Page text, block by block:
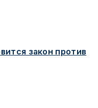
закон против